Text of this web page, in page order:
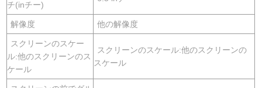
チ(inチー)
解像度 他の解像度
スクリーンのスケー
ル:他のスクリーンのス
ケール
スクリーンのスケール:他のスクリーンの
スケール